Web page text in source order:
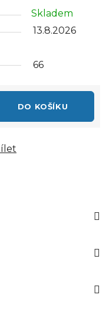
Skladem
13.8.2026
66
DO KOŠÍKU